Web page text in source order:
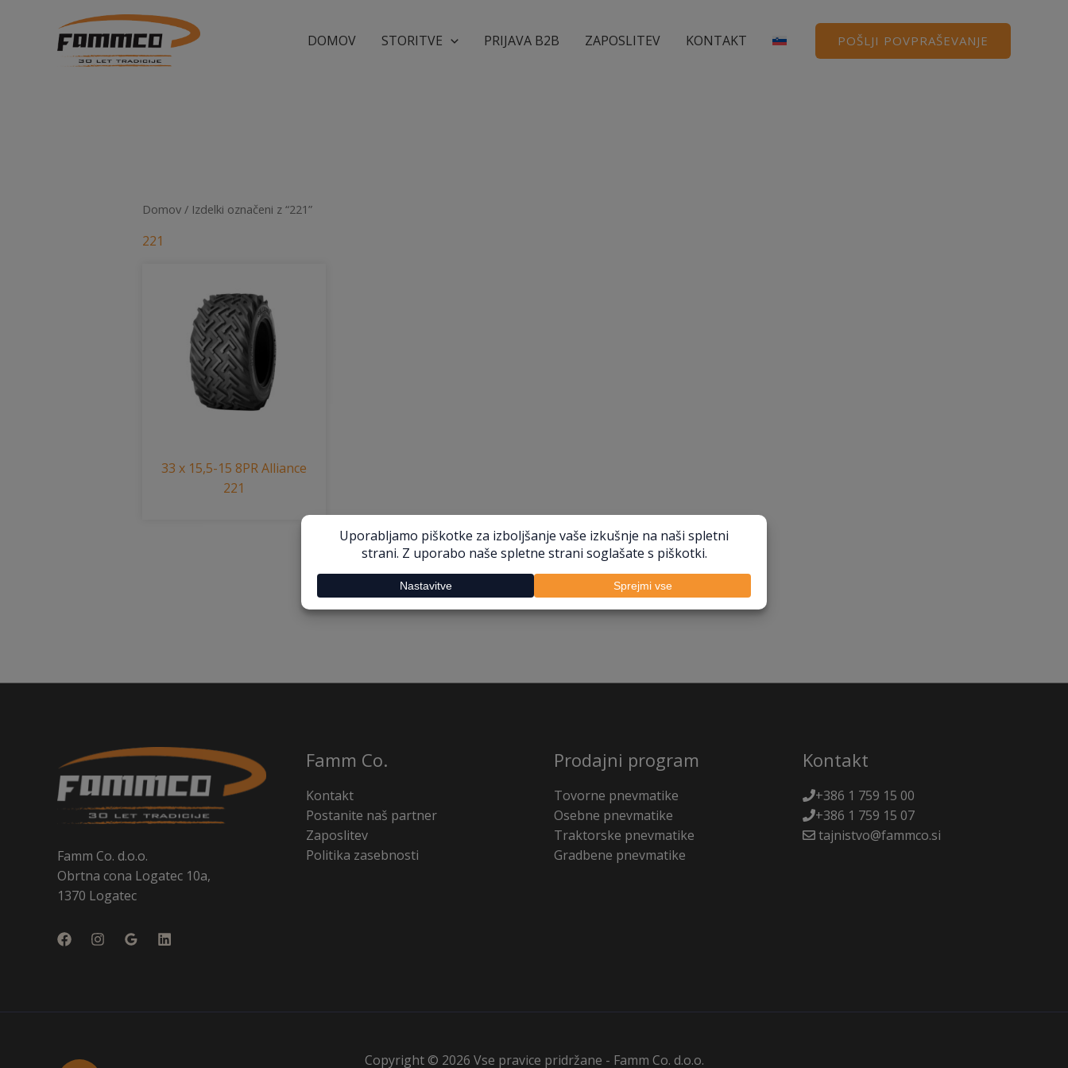
DOMOV STORITVE PRIJAVA B2B ZAPOSLITEV KONTAKT POŠLJI POVPRAŠEVANJE
Domov/ Izdelki označeni z “221”
221
33 x 15,5-15 8PR Alliance
221
Famm Co. d.o.o.
Obrtna cona Logatec 10a,
1370 Logatec
Famm Co.
Kontakt
Postanite naš partner
Zaposlitev
Politika zasebnosti
Prodajni program
Tovorne pnevmatike
Osebne pnevmatike
Traktorske pnevmatike
Gradbene pnevmatike
Kontakt
+386 1 759 15 00
+386 1 759 15 07
tajnistvo@fammco.si
Copyright © 2026 Vse pravice pridržane - Famm Co. d.o.o.